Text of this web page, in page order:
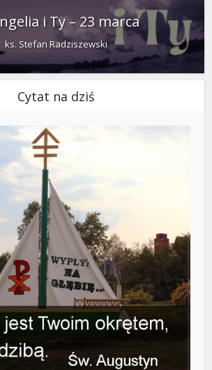
i Ty – 23 marca
ks. Stefan Radziszewski
Cytat na dziś